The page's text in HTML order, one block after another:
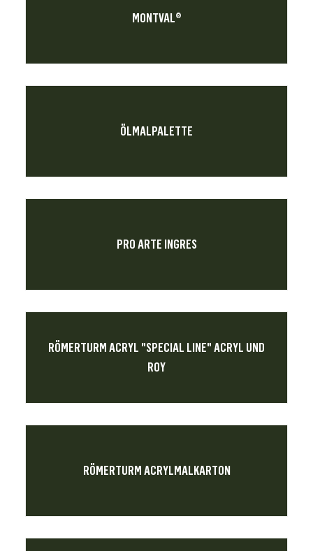
MONTVAL®
ÖLMALPALETTE
PRO ARTE INGRES
RÖMERTURM ACRYL "SPECIAL LINE" ACRYL UND
ROY
RÖMERTURM ACRYLMALKARTON